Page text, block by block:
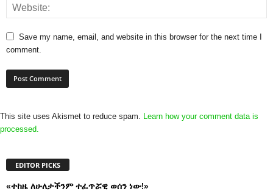
Save my name, email, and website in this browser for the next time I
comment.
This site uses Akismet to reduce spam. Learn how your comment data is
processed.
EDITOR PICKS
«ተከዜ ለሁለታችንም ተፈጥሯዊ ወሰን ነው!»